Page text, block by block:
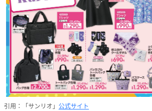
引用：「サンリオ」 公式サイト